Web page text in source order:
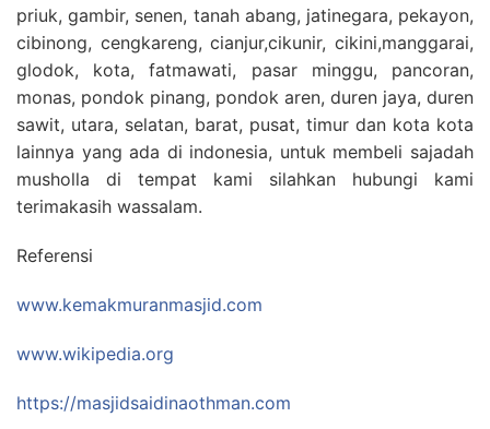
priuk, gambir, senen, tanah abang, jatinegara, pekayon,
cibinong, cengkareng, cianjur,cikunir, cikini,manggarai,
glodok, kota, fatmawati, pasar minggu, pancoran,
monas, pondok pinang, pondok aren, duren jaya, duren
sawit, utara, selatan, barat, pusat, timur dan kota kota
lainnya yang ada di indonesia, untuk membeli sajadah
musholla di tempat kami silahkan hubungi kami
terimakasih wassalam.
Referensi
www.kemakmuranmasjid.com
www.wikipedia.org
https://masjidsaidinaothman.com